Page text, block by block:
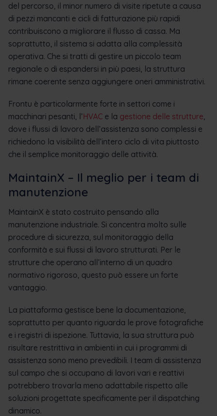
del percorso, il minor numero di visite ripetute a causa
di pezzi mancanti e cicli di fatturazione più rapidi
contribuiscono a migliorare il flusso di cassa. Ma
soprattutto, il sistema si adatta alla complessità
operativa. Che si tratti di gestire un piccolo team
regionale o di espandersi in più paesi, la struttura
rimane coerente senza aggiungere oneri amministrativi.
Frontu è particolarmente forte in settori come i
macchinari pesanti, l’HVAC e la gestione delle strutture
dove i flussi di lavoro dell’assistenza sono complessi e
richiedono la visibilità dell’intero ciclo di vita piuttosto
che il semplice monitoraggio delle attività.
MaintainX – Il meglio per i team di
manutenzione
MaintainX è stato costruito pensando alla
manutenzione industriale. Si concentra molto sulle
procedure di sicurezza, sul monitoraggio della
conformità e sui flussi di lavoro strutturati. Per le
strutture che operano all’interno di un quadro
normativo rigoroso, questo può essere un forte
vantaggio.
La piattaforma gestisce bene la documentazione,
soprattutto per quanto riguarda le prove fotografiche
e i registri di ispezione. Tuttavia, la sua struttura può
risultare restrittiva in ambienti in cui i programmi di
assistenza sono meno prevedibili. I team di assistenza
sul campo che si occupano di lavori vari e reattivi
potrebbero trovarla meno adattabile rispetto alle
soluzioni progettate specificamente per il dispatching
dinamico.